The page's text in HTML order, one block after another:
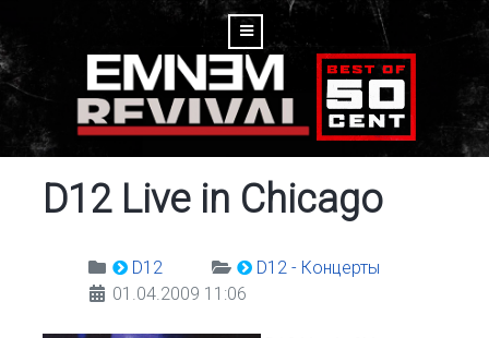
D12 Live in Chicago
D12
D12 - Концерты
01.04.2009 11:06